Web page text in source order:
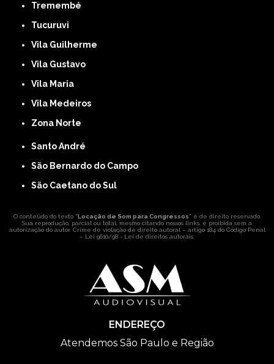
Tremembé
Tucuruvi
Vila Guilherme
Vila Gustavo
Vila Maria
Vila Medeiros
Zona Norte
Santo André
São Bernardo do Campo
São Caetano do Sul
O conteúdo do texto "Locação de Som para Congressos" é de direito reservado.
Sua reprodução, parcial ou total, mesmo citando nossos links, é proibida sem a
autorização do autor. Crime de violação de direito autoral – artigo 184 do Código Penal
– Lei 9610/98 - Lei de direitos autorais
ENDEREÇO
Atendemos São Paulo e Região